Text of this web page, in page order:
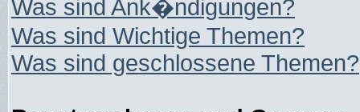
Was sind Ank�ndigungen?
Was sind Wichtige Themen?
Was sind geschlossene Themen?